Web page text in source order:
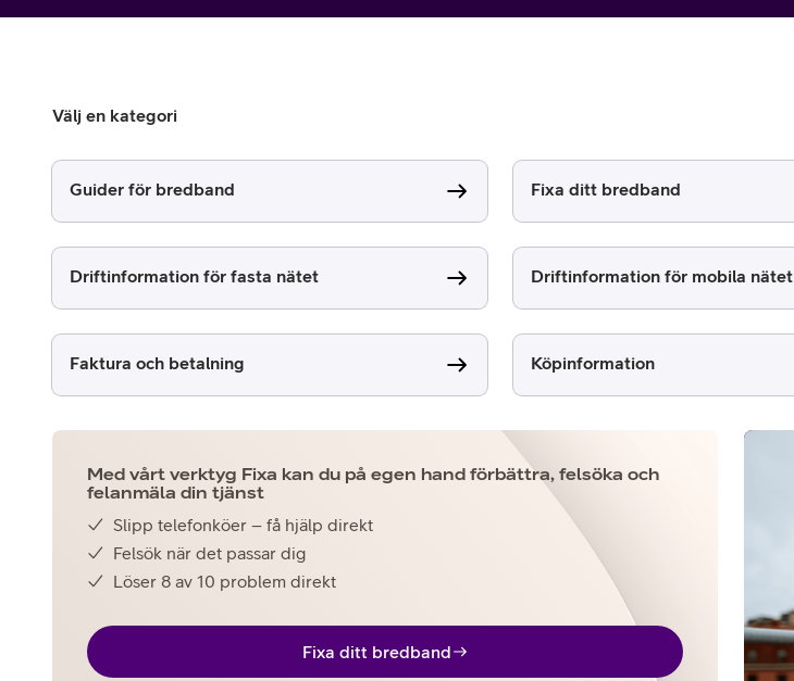
Billiga mobiltelefoner
Laddare
Smartwatches
Alla smartwatches
Surfplattor
Tillbehör
Välj en kategori
Guider för bredband Fixa ditt bredband
Driftinformation för fasta nätet Driftinformation för mobila nätet
Faktura och betalning Köpinformation
Med vårt verktyg Fixa kan du på egen hand förbättra, felsöka och
felanmäla din tjänst
Slipp telefonköer – få hjälp direkt
Felsök när det passar dig
Löser 8 av 10 problem direkt
Fixa ditt bredband